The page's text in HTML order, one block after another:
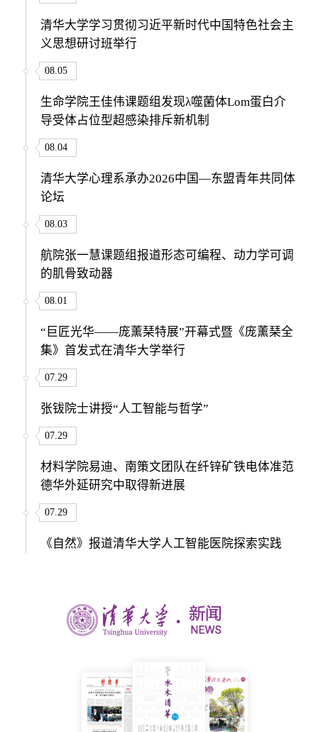
清华大学学习贯彻习近平新时代中国特色社会主
义思想研讨班举行
08.05
生命学院王佳伟课题组发现λ噬菌体Lom蛋白介
导受体占位型超感染排斥新机制
08.04
清华大学心理系承办2026中国—东盟青年共同体
论坛
08.03
航院张一慧课题组报道形态可编程、动力学可调
的肌骨致动器
08.01
“巨匠光华——庞薰琹特展”开幕式暨《庞薰琹全
集》首发式在清华大学举行
07.29
张钹院士讲授“人工智能与哲学”
07.29
材料学院易迪、南策文团队在纤锌矿铁电体准范
德华外延研究中取得新进展
07.29
《自然》报道清华大学人工智能医院探索实践